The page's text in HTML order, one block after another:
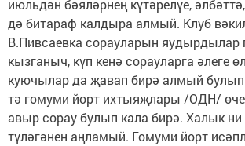
июльдән бәяләрнең күтәрелүе,
дә битараф калдыра алмый. Клуб
В.Пивсаевка сорауларын яудырдылар
кызганыч, күп кенә сорауларга әлеге
куючылар да җавап бирә алмый
тә гомуми йорт ихтыяҗлары /ОДН/
авыр сорау булып кала бирә. Халык ни
түләгәнен аңламый. Гомуми йорт